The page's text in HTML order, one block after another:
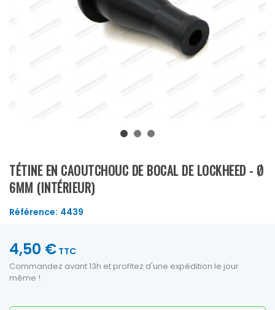
TÉTINE EN CAOUTCHOUC DE BOCAL DE LOCKHEED - Ø
6MM (INTÉRIEUR)
Référence: 4439
4,50 € TTC
Commandez avant 13h et profitez d'une expédition le jour
même !